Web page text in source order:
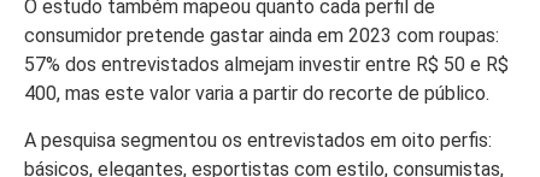
O estudo também mapeou quanto cada perfil de
consumidor pretende gastar ainda em 2023 com roupas:
57% dos entrevistados almejam investir entre R$ 50 e R$
400, mas este valor varia a partir do recorte de público.
A pesquisa segmentou os entrevistados em oito perfis:
básicos, elegantes, esportistas com estilo, consumistas,